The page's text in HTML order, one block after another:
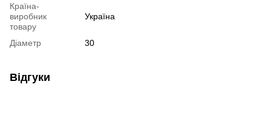
Країна-
виробник
товару
Україна
Діаметр 30
Відгуки